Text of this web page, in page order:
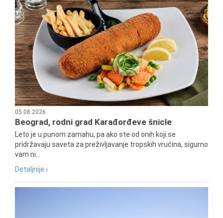
05.08.2026
Beograd, rodni grad Karađorđeve šnicle
Leto je u punom zamahu, pa ako ste od onih koji se
pridržavaju saveta za preživljavanje tropskih vrućina, sigurno
vam ni...
Detaljnije ›